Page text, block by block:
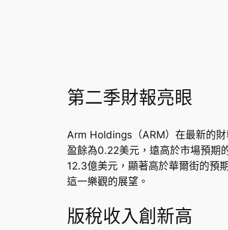
第二季財報亮眼
Arm Holdings（ARM）在最新的
盈餘為0.22美元，遠高於市場預期
12.3億美元，顯著高於華爾街的預
這一樂觀的展望。
版稅收入創新高